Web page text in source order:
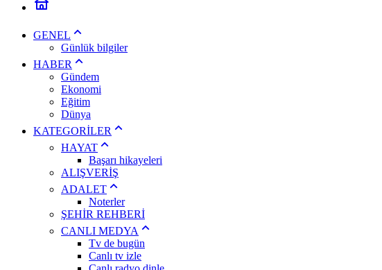
GENEL
Günlük bilgiler
HABER
Gündem
Ekonomi
Eğitim
Dünya
KATEGORİLER
HAYAT
Başarı hikayeleri
ALIŞVERİŞ
ADALET
Noterler
ŞEHİR REHBERİ
CANLI MEDYA
Tv de bugün
Canlı tv izle